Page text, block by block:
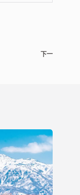
下一